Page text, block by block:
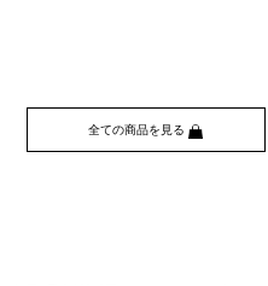
全ての商品を見る